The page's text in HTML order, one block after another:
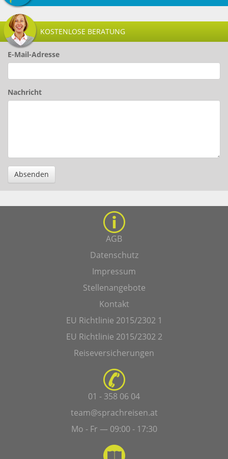
KOSTENLOSE BERATUNG
E-Mail-Adresse
Nachricht
Absenden
AGB
Datenschutz
Impressum
Stellenangebote
Kontakt
EU Richtlinie 2015/2302 1
EU Richtlinie 2015/2302 2
Reiseversicherungen
01 - 358 06 04
team@sprachreisen.at
Mo - Fr — 09:00 - 17:30